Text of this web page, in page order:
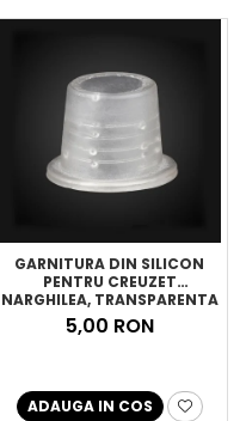
GARNITURA DIN SILICON
PENTRU CREUZET
NARGHILEA, TRANSPARENTA
5,00 RON
ADAUGA IN COS